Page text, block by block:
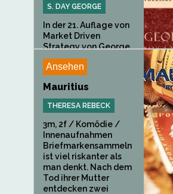
S. DAY GEORGE
In der 21. Auflage von
Market Driven
Strategy von George...
Ansehen
Mauritius
THERESA REBECK
3m, 2f / Komödie /
Innenaufnahmen
Briefmarkensammeln
ist viel riskanter als
man denkt. Nach dem
Tod ihrer Mutter
entdecken zwei